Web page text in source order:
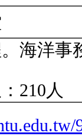
海洋事
210人